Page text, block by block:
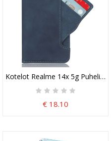
Rfid-Suojaus
Kotelot Realme 14x 5g
€ 18.10